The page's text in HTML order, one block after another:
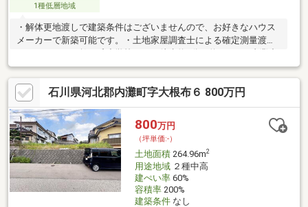
1種低層地域
・解体更地渡しで建築条件はございませんので、お好きなハウス
メーカーで新築可能です。・土地家屋調査士による確定測量渡し
学校・・・徒歩約8分（約600m）
石川県河北郡内灘町字大根布６ 800万円
800万円
（坪単価:-）
土地面積264.96m2
用途地域２種中高
建ぺい率60%
容積率200%
建築条件なし